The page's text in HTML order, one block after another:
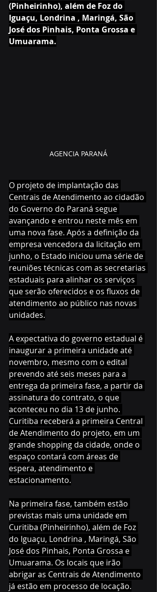
(Pinheirinho), além de Foz do
Iguaçu, Londrina , Maringá, São
José dos Pinhais, Ponta Grossa e
Umuarama.
AGENCIA PARANÁ
O projeto de implantação das
Centrais de Atendimento ao cidadão
do Governo do Paraná segue
avançando e entrou neste mês em
uma nova fase. Após a definição da
empresa vencedora da licitação em
junho, o Estado iniciou uma série de
reuniões técnicas com as secretarias
estaduais para alinhar os serviços
que serão oferecidos e os fluxos de
atendimento ao público nas novas
unidades.
A expectativa do governo estadual é
inaugurar a primeira unidade até
novembro, mesmo com o edital
prevendo até seis meses para a
entrega da primeira fase, a partir da
assinatura do contrato, o que
aconteceu no dia 13 de junho.
Curitiba receberá a primeira Central
de Atendimento do projeto, em um
grande shopping da cidade, onde o
espaço contará com áreas de
espera, atendimento e
estacionamento.
Na primeira fase, também estão
previstas mais uma unidade em
Curitiba (Pinheirinho), além de Foz
do Iguaçu, Londrina , Maringá, São
José dos Pinhais, Ponta Grossa e
Umuarama. Os locais que irão
abrigar as Centrais de Atendimento
já estão em processo de locação.